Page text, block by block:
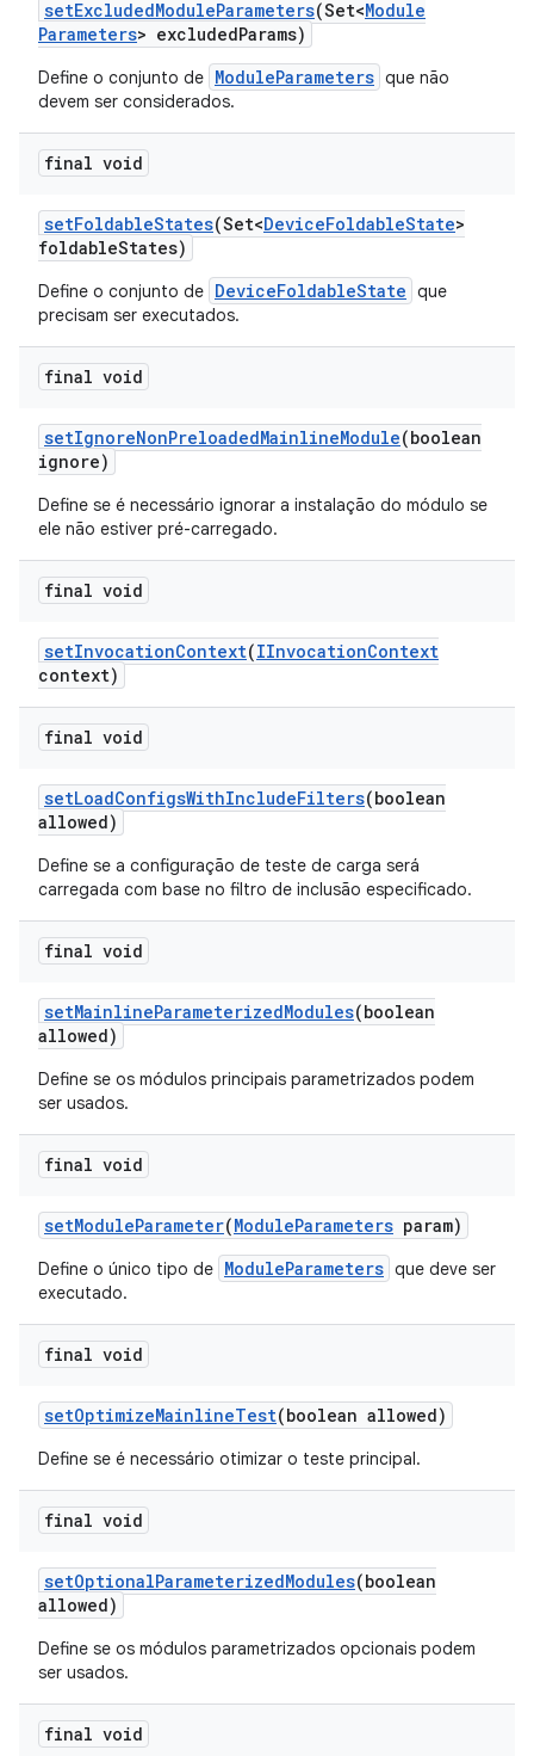
setExcludedModuleParameters(Set<Module
Parameters> excludedParams)
Define o conjunto de ModuleParameters que não
devem ser considerados.
final void
setFoldableStates(Set<DeviceFoldableState>
foldableStates)
Define o conjunto de DeviceFoldableState que
precisam ser executados.
final void
setIgnoreNonPreloadedMainlineModule(boolean
ignore)
Define se é necessário ignorar a instalação do módulo se
ele não estiver pré-carregado.
final void
setInvocationContext(IInvocationContext
context)
final void
setLoadConfigsWithIncludeFilters(boolean
allowed)
Define se a configuração de teste de carga será
carregada com base no filtro de inclusão especificado.
final void
setMainlineParameterizedModules(boolean
allowed)
Define se os módulos principais parametrizados podem
ser usados.
final void
setModuleParameter(ModuleParameters param)
Define o único tipo de ModuleParameters que deve ser
executado.
final void
setOptimizeMainlineTest(boolean allowed)
Define se é necessário otimizar o teste principal.
final void
setOptionalParameterizedModules(boolean
allowed)
Define se os módulos parametrizados opcionais podem
ser usados.
final void